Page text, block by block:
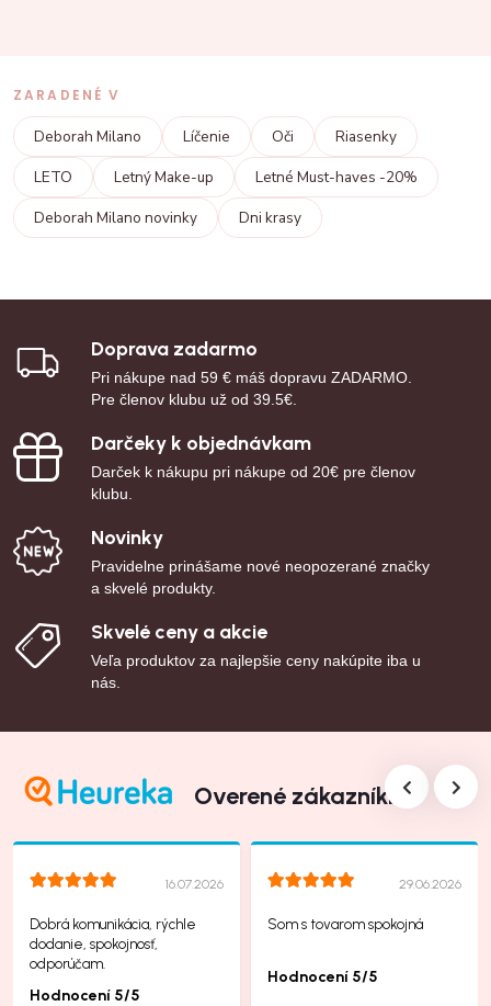
ZARADENÉ V
Deborah Milano Líčenie Oči
Riasenky
LETO
Letný Make-up
Letné Must-haves -20%
Deborah Milano novinky
Dni krasy
Doprava zadarmo
Pri nákupe nad 59 € máš dopravu ZADARMO.
Pre členov klubu už od 39.5€.
Darčeky k objednávkam
Darček k nákupu pri nákupe od 20€ pre členov
klubu.
Novinky
Pravidelne prinášame nové neopozerané značky
a skvelé produkty.
Skvelé ceny a akcie
Veľa produktov za najlepšie ceny nakúpite iba u
nás.
Overené zákazníkmi
16.07.2026
Dobrá komunikácia, rýchle
dodanie, spokojnosť,
odporúčam.
Hodnocení 5/5
29.06.2026
Som s tovarom spokojná
Hodnocení 5/5